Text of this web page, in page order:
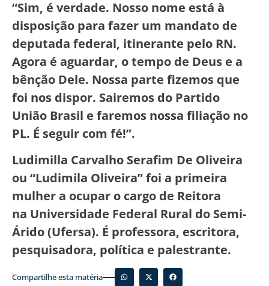
“Sim, é verdade. Nosso nome está à
disposição para fazer um mandato de
deputada federal, itinerante pelo RN.
Agora é aguardar, o tempo de Deus e a
bênção Dele. Nossa parte fizemos que
foi nos dispor. Sairemos do Partido
União Brasil e faremos nossa filiação no
PL. É seguir com fé!”.
Ludimilla Carvalho Serafim De Oliveira
ou “Ludimila Oliveira” foi a primeira
mulher a ocupar o cargo de Reitora
na Universidade Federal Rural do Semi-
Árido (Ufersa). É professora, escritora,
pesquisadora, política e palestrante.
Compartilhe esta matéria